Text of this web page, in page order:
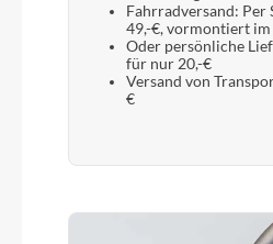
Fahrradversand:
49,-€, vormontiert
Oder persönliche
für nur 20,-€
Versand von
€